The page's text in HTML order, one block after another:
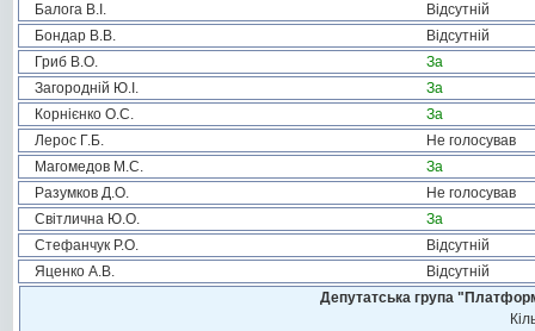
Балога В.І.
Відсутній
Бондар В.В.
Відсутній
Гриб В.О.
За
Загородній Ю.І.
За
Корнієнко О.С.
За
Лерос Г.Б.
Не голосував
Магомедов М.С.
За
Разумков Д.О.
Не голосував
Світлична Ю.О.
За
Стефанчук Р.О.
Відсутній
Яценко А.В.
Відсутній
Депутатська група